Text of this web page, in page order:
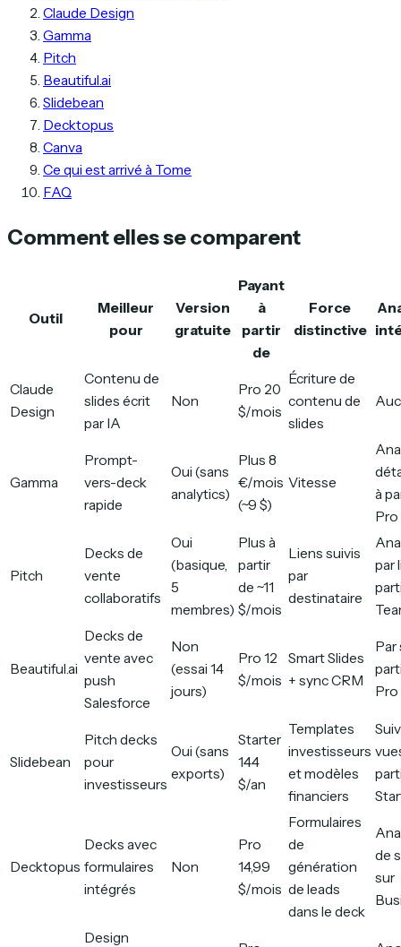
Claude Design
Gamma
Pitch
Beautiful.ai
Slidebean
Decktopus
Canva
Ce qui est arrivé à Tome
FAQ
Comment elles se comparent
Outil
Meilleur
pour
Version
gratuite
Payant
à
partir
de
Force
distinctive
Claude
Design
Contenu de
slides écrit
par IA
Non
Pro 20
$/mois
Écriture de
contenu de
slides
Gamma
Prompt-
vers-deck
rapide
Oui (sans
analytics)
Plus 8
€/mois
(~9 $)
Vitesse
à
Pro
Pitch
Decks de
vente
collaboratifs
Oui
(basique,
5
membres)
Plus à
partir
de ~11
$/mois
Liens suivis
par
destinataire
par
Beautiful.ai
Decks de
vente avec
push
Salesforce
Non
(essai 14
jours)
Pro 12
$/mois
Smart Slides
+ sync CRM
Par
Pro
Slidebean
Pitch decks
pour
investisseurs
Oui (sans
exports)
Starter
144
$/an
Templates
investisseurs
et modèles
financiers
Decktopus
Decks avec
formulaires
intégrés
Non
Pro
14,99
$/mois
Formulaires
de
génération
de leads
dans le deck
de
sur
Design